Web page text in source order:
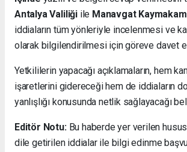
Antalya Valiliğiile Manavgat
iddiaların tüm yönleriyle incelenmesi ve
olarak bilgilendirilmesi için göreve davet
Yetkililerin yapacağı açıklamaların, hem
işaretlerini gidereceği hem de iddiaların
yanlışlığı konusunda netlik sağlayacağı
Editör Notu:Bu haberde yer verilen
dile getirilen iddialar ile bilgi edinme